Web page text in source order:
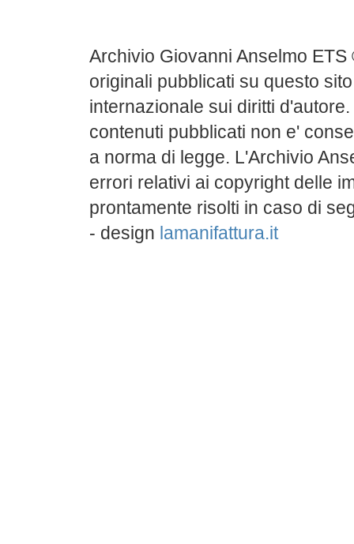
Archivio Giovanni Anselmo
originali pubblicati su questo
internazionale sui diritti
contenuti pubblicati non e'
a norma di legge. L'Archivio
errori relativi ai copyright delle
prontamente risolti in caso di
- design lamanifattura.it